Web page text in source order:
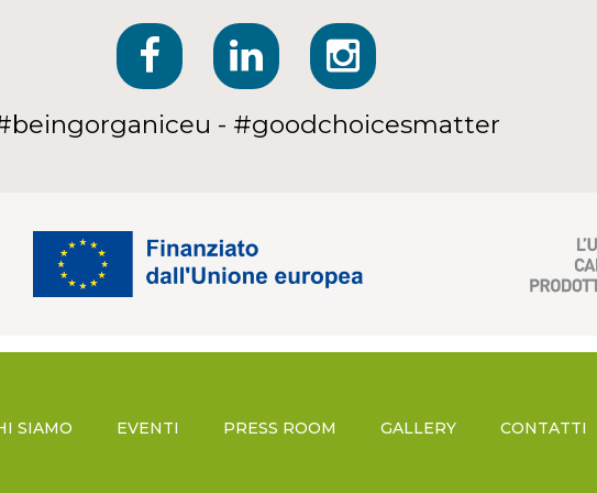
- #goodchoicesmatter
SIAMO EVENTI PRESS ROOM GALLERY CONTATTI